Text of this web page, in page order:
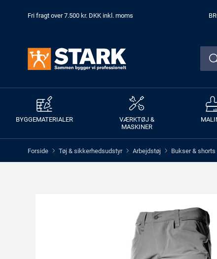
Fri fragt over 7.500 kr. DKK inkl. moms
BYGGEMATERIALER
VÆRKTØJ &
MASKINER
Forside > Tøj & sikkerhedsudstyr > Arbejdstøj > Bukser & shorts